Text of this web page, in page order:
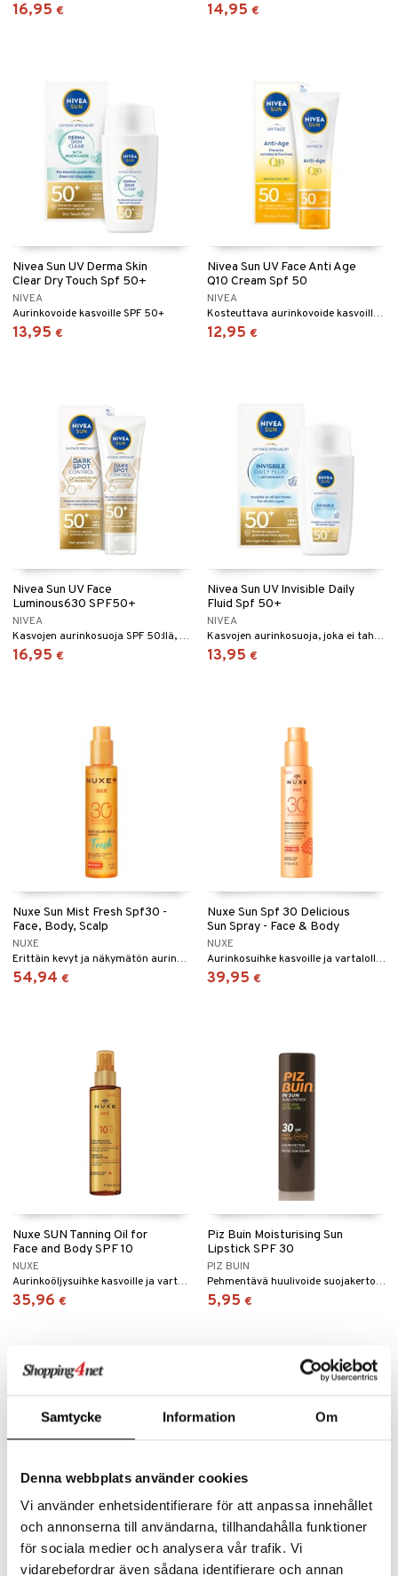
Samtycke Information Om
Denna webbplats använder cookies
Vi använder enhetsidentifierare för att anpassa innehållet
och annonserna till användarna, tillhandahålla funktioner
för sociala medier och analysera vår trafik. Vi
vidarebefordrar även sådana identifierare och annan
16,95 € 14,95 €
Nivea Sun UV Derma Skin
Clear Dry Touch Spf 50+
NIVEA
Aurinkovoide kasvoille SPF 50+
13,95 €
Nivea Sun UV Face Anti Age
Q10 Cream Spf 50
NIVEA
Kosteuttava aurinkovoide kasvoille, kevyt koostumus
12,95 €
Nivea Sun UV Face
Luminous630 SPF50+
NIVEA
Kasvojen aurinkosuoja SPF 50:llä, joka vähentää pigmenttiläiskiä.
16,95 €
Nivea Sun UV Invisible Daily
Fluid Spf 50+
NIVEA
Kasvojen aurinkosuoja, joka ei tahmaa, SPF 50+
13,95 €
Nuxe Sun Mist Fresh Spf30 -
Face, Body, Scalp
NUXE
Erittäin kevyt ja näkymätön aurinkosuihke kasvoille, vartalolle ja hiuspohjalle.
54,94 €
Nuxe Sun Spf 30 Delicious
Sun Spray - Face & Body
NUXE
Aurinkosuihke kasvoille ja vartalolle, jossa on SPF 30 Nuxelta, joka suojaa ja kosteuttaa.
39,95 €
Nuxe SUN Tanning Oil for
Face and Body SPF 10
NUXE
Aurinkoöljysuihke kasvoille ja vartalolle SPF 10 Nuxelta
35,96 €
Piz Buin Moisturising Sun
Lipstick SPF 30
PIZ BUIN
Pehmentävä huulivoide suojakertoimella spf 30 - Piz Buin.
5,95 €
Piz Buin Moisturizing Sun
Lotion SPF 50
Refreshing After Sun Lotion
for Face and Body